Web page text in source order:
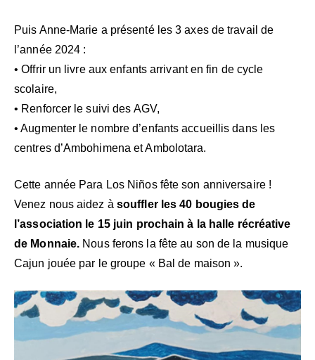
Puis Anne-Marie a présenté les 3 axes de travail de
l’année 2024 :
• Offrir un livre aux enfants arrivant en fin de cycle
scolaire,
• Renforcer le suivi des AGV,
• Augmenter le nombre d’enfants accueillis dans les
centres d’Ambohimena et Ambolotara.
Cette année Para Los Niños fête son anniversaire !
Venez nous aidez à souffler les 40 bougies de
l’association le 15 juin prochain à la halle récréative
de Monnaie. Nous ferons la fête au son de la musique
Cajun jouée par le groupe « Bal de maison ».